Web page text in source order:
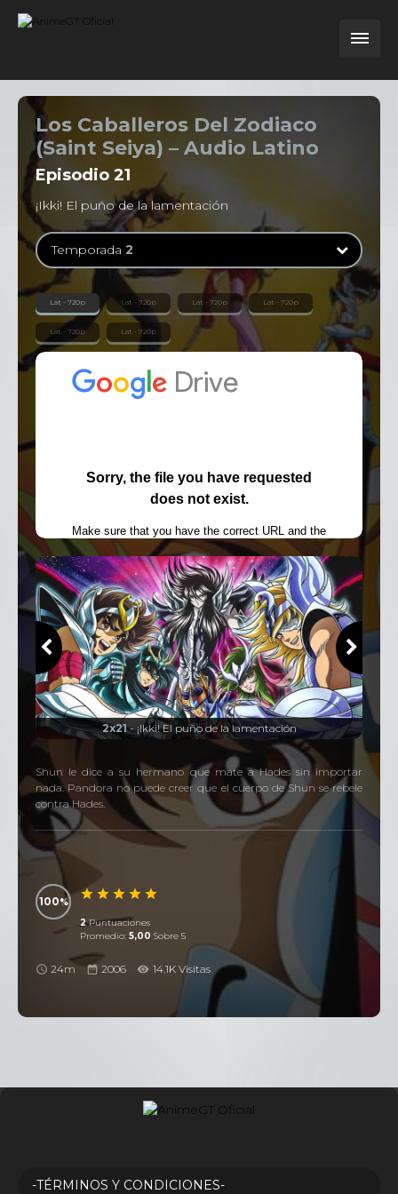
Los Caballeros Del Zodiaco
(Saint Seiya) – Audio Latino
Episodio 21
¡Ikki! El puño de la lamentación
Temporada 2
Temporada1
114 Episodios
Temporada2
Lat - 720p Lat - 720p Lat - 720p Lat - 720p
Lat - 720p Lat - 720p
2x21- ¡Ikki! El puño de la lamentación
Shun le dice a su hermano que mate a Hades sin importar
nada. Pandora no puede creer que el cuerpo de Shun se rebele
contra Hades.
100
2Puntuaciones
Promedio: 5,00 Sobre 5
24m 2006 14.1K Visitas
-TÉRMINOS Y CONDICIONES-